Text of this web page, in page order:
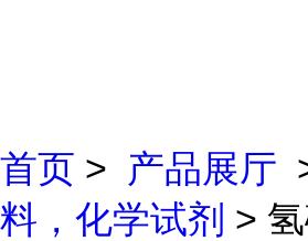
首页 > 产品展厅
料，化学试剂 >